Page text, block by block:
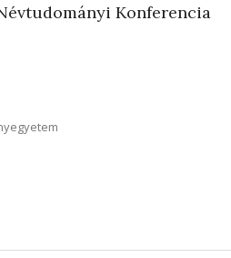
Konferencia